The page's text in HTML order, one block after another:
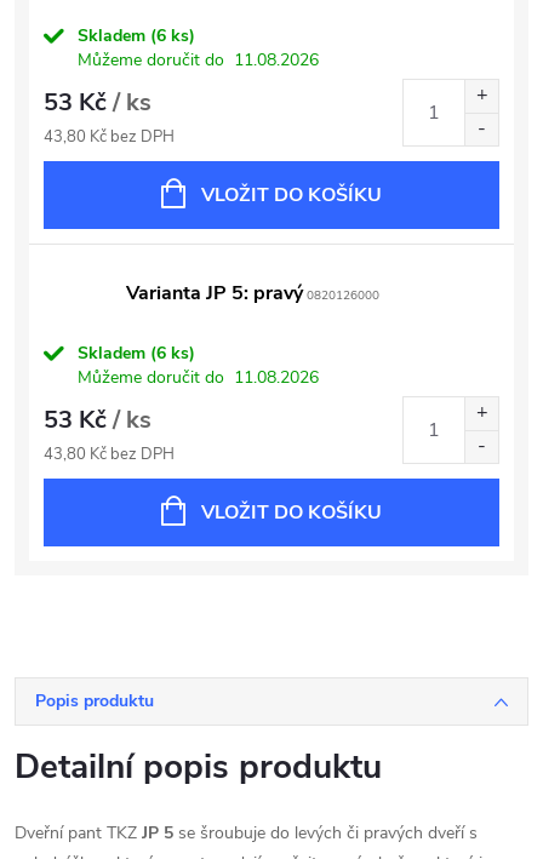
Skladem (6 ks)
Můžeme doručit do 11.08.2026
53 Kč/ ks
43,80 Kč bez DPH
VLOŽIT DO KOŠÍKU
Varianta JP 5: pravý0820126000
Skladem (6 ks)
Můžeme doručit do 11.08.2026
53 Kč/ ks
43,80 Kč bez DPH
VLOŽIT DO KOŠÍKU
Popis produktu
Detailní popis produktu
Dveřní pant TKZ JP 5 se šroubuje do levých či pravých dveří s